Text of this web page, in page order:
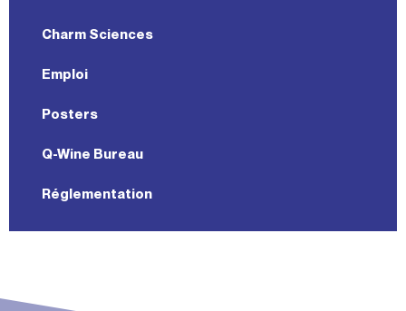
Charm Sciences
Emploi
Posters
Q-Wine Bureau
Réglementation